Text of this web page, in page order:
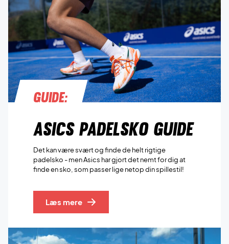
Guide:
Asics padelsko guide
Det kan være svært og finde de helt rigtige
padelsko - men Asics har gjort det nemt for dig at
finde en sko, som passer lige netop din spillestil!
Læs mere